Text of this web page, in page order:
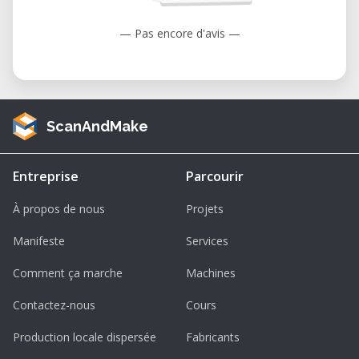
Nutzerinnen, Designerinnen und
Techniker*innen.
in eigene Geräte.
• Top-Zustand garantiert: Der Bodor BCL-
Leistung bei jeder Nutzung.
Hinweis: Die Nutzung ist ausschließlich vor
• Modell: Bodor BCL-XM 1309
• Hersteller: Bodor Laser
— Pas encore d'avis —
ScanAndMake
Entreprise
À propos de nous
Manifeste
Comment ça marche
Contactez-nous
Production locale dispersée
Parcourir
Projets
Services
Machines
Cours
Fabricants